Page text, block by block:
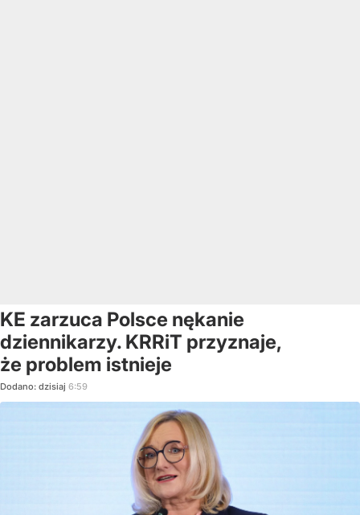
KE zarzuca Polsce nękanie
dziennikarzy. KRRiT przyznaje,
że problem istnieje
Dodano: dzisiaj 6:59